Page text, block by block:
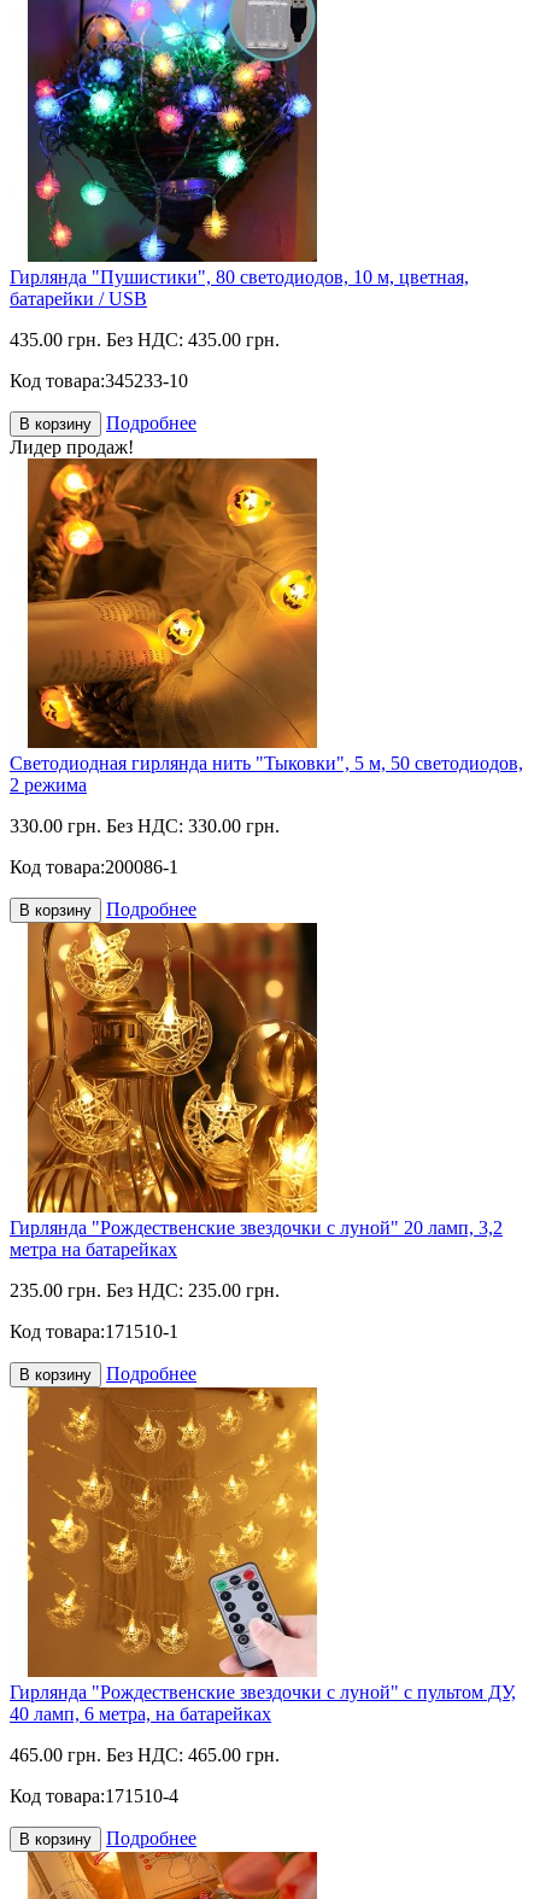
Гирлянда "Пушистики", 80 светодиодов, 10 м, цветная,
батарейки / USB
435.00 грн. Без НДС: 435.00 грн.
Код товара:345233-10
В корзину
Подробнее
Лидер продаж!
Светодиодная гирлянда нить "Тыковки", 5 м, 50 светодиодов,
2 режима
330.00 грн. Без НДС: 330.00 грн.
Код товара:200086-1
В корзину Подробнее
Гирлянда "Рождественские звездочки с луной" 20 ламп, 3,2
метра на батарейках
235.00 грн. Без НДС: 235.00 грн.
Код товара:171510-1
В корзину Подробнее
Гирлянда "Рождественские звездочки с луной" с пультом ДУ,
40 ламп, 6 метра, на батарейках
465.00 грн. Без НДС: 465.00 грн.
Код товара:171510-4
В корзину Подробнее